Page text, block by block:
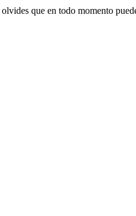
que en todo momento